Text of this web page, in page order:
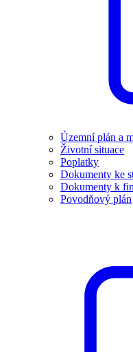
Územní plán a
Životní situace
Poplatky
Dokumenty ke
Dokumenty k
Povodňový plán